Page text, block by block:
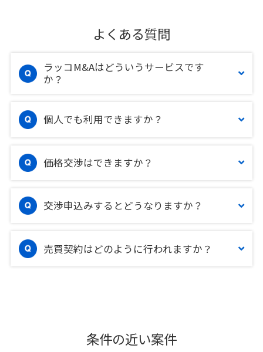
よくある質問
ラッコM&Aはどういうサービスです
か？
個人でも利用できますか？
価格交渉はできますか？
交渉申込みするとどうなりますか？
売買契約はどのように行われますか？
条件の近い案件